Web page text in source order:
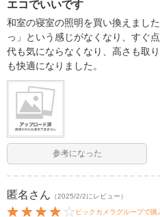
エコでいいです
和室の寝室の照明を買い換えまし
っ」という感じがなくなり、すぐ
代も気にならなくなり、高さも取
も快適になりました。
参考になった
匿名 さん （2025/2/2にレビュー）
ビックカメラグループで購